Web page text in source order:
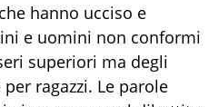
hanno ucciso e
e uomini non conformi
superiori ma degli
ragazzi. Le parole